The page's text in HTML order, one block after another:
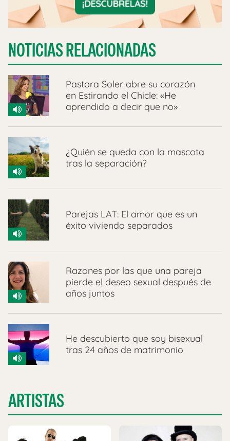
NOTICIAS RELACIONADAS
Pastora Soler abre su corazón
en Estirando el Chicle: «He
aprendido a decir que no»
¿Quién se queda con la mascota
tras la separación?
Parejas LAT: El amor que es un
éxito viviendo separados
Razones por las que una pareja
pierde el deseo sexual después de
años juntos
He descubierto que soy bisexual
tras 24 años de matrimonio
ARTISTAS